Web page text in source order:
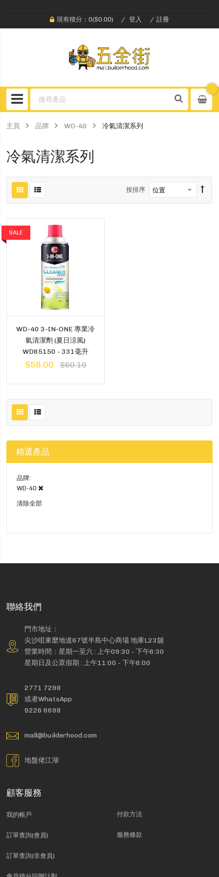
現有積分：0($0.00) 登入 註冊
主頁 品牌 WD-40 冷氣清潔系列
冷氣清潔系列
按排序
SALE
WD-40 3-IN-ONE 專業冷
氣清潔劑 (夏日涼風)
WD85150 - 331毫升
$58.00 $60.10
精選產品
品牌
WD-40
清除全部
聯絡我們
門市地址：
尖沙咀東麼地道67號半島中心商場 地庫L23舖
營業時間：星期一至六 : 上午09:30 - 下午6:30
星期日及公眾假期 : 上午11:00 - 下午6:00
2771 7298
或者WhatsApp
9226 6698
mall@builderhood.com
地盤佬江湖
顧客服務
我的帳戶
訂單查詢(會員)
訂單查詢(非會員)
付款方法
服務條款